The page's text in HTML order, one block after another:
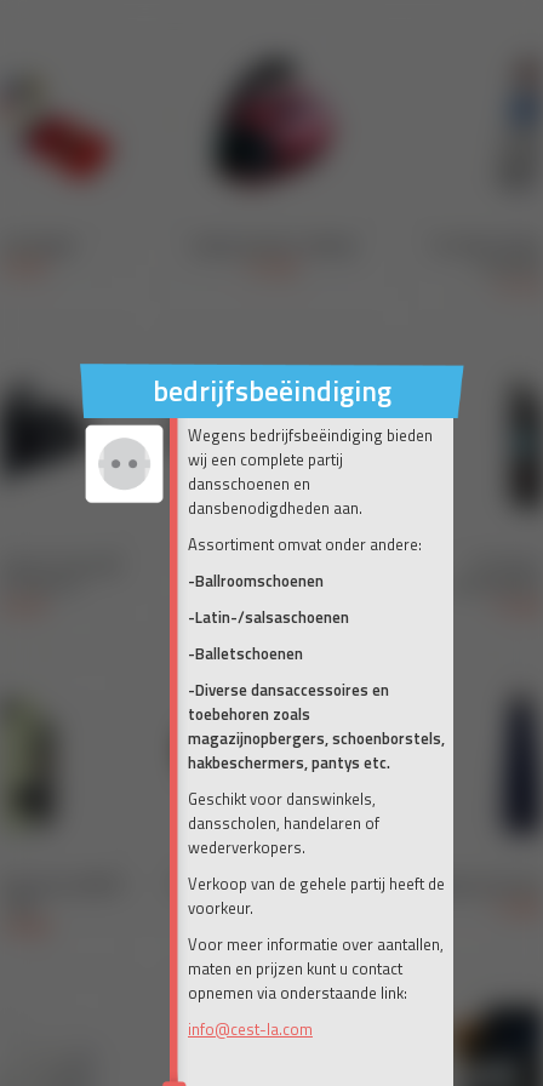
bedrijfsbeëindiging
Wegens bedrijfsbeëindiging bieden
wij een complete partij
dansschoenen en
dansbenodigdheden aan.
Assortiment omvat onder andere:
-Ballroomschoenen
-Latin-/salsaschoenen
-Balletschoenen
-Diverse dansaccessoires en
toebehoren zoals
magazijnopbergers, schoenborstels,
hakbeschermers, pantys etc.
Geschikt voor danswinkels,
dansscholen, handelaren of
wederverkopers.
Verkoop van de gehele partij heeft de
voorkeur.
Voor meer informatie over aantallen,
maten en prijzen kunt u contact
opnemen via onderstaande link:
info@cest-la.com